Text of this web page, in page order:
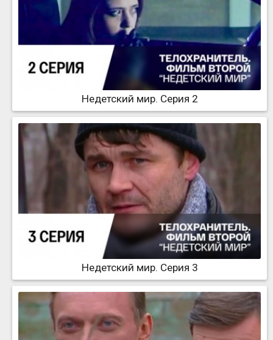
Недетский мир. Серия 2
Недетский мир. Серия 3